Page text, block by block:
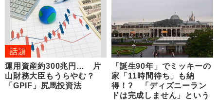
話題
運用資産約300兆円… 片
山財務大臣もうらやむ？
「GPIF」尻馬投資法
「誕生90年」でミッキーの
家「11時間待ち」も納
得！? 「ディズニーラン
ドは完成しません」という